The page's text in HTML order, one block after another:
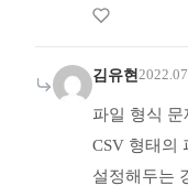
김유현
파일 형식
CSV 형태의
설정해두는